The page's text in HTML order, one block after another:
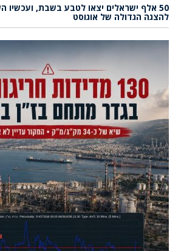
50 אלף ישראלים יצאו לטבע בשבת, ועכשיו
להצגה הגדולה של אוגוסט